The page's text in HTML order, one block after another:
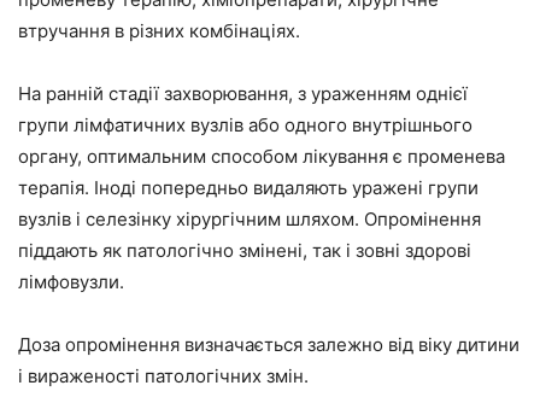
втручання в різних комбінаціях.
На ранній стадії захворювання, з ураженням однієї
групи лімфатичних вузлів або одного внутрішнього
органу, оптимальним способом лікування є променева
терапія. Іноді попередньо видаляють уражені групи
вузлів і селезінку хірургічним шляхом. Опромінення
піддають як патологічно змінені, так і зовні здорові
лімфовузли.
Доза опромінення визначається залежно від віку дитини
і вираженості патологічних змін.